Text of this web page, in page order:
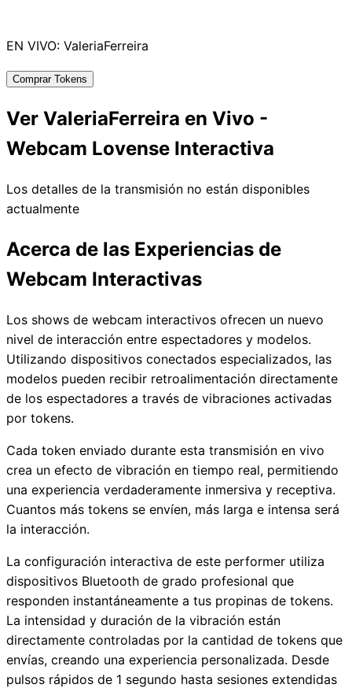
EN VIVO: ValeriaFerreira
Comprar Tokens
Ver ValeriaFerreira en Vivo -
Webcam Lovense Interactiva
Los detalles de la transmisión no están disponibles
actualmente
Acerca de las Experiencias de
Webcam Interactivas
Los shows de webcam interactivos ofrecen un nuevo
nivel de interacción entre espectadores y modelos.
Utilizando dispositivos conectados especializados, las
modelos pueden recibir retroalimentación directamente
de los espectadores a través de vibraciones activadas
por tokens.
Cada token enviado durante esta transmisión en vivo
crea un efecto de vibración en tiempo real, permitiendo
una experiencia verdaderamente inmersiva y receptiva.
Cuantos más tokens se envíen, más larga e intensa será
la interacción.
La configuración interactiva de este performer utiliza
dispositivos Bluetooth de grado profesional que
responden instantáneamente a tus propinas de tokens.
La intensidad y duración de la vibración están
directamente controladas por la cantidad de tokens que
envías, creando una experiencia personalizada. Desde
pulsos rápidos de 1 segundo hasta sesiones extendidas